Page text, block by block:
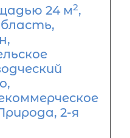
24 м2,
2-я